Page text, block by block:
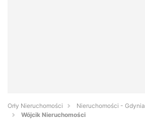
Orły Nieruchomości
Nieruchomości - Gdynia
Wójcik Nieruchomości